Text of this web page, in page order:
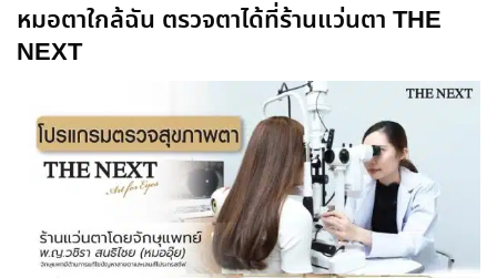
หมอตาใกล้ฉัน ตรวจตาได้ที่ร้านแว่นตา THE
NEXT